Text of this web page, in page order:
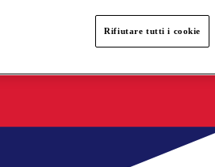
Rifiutare tutti i cookie